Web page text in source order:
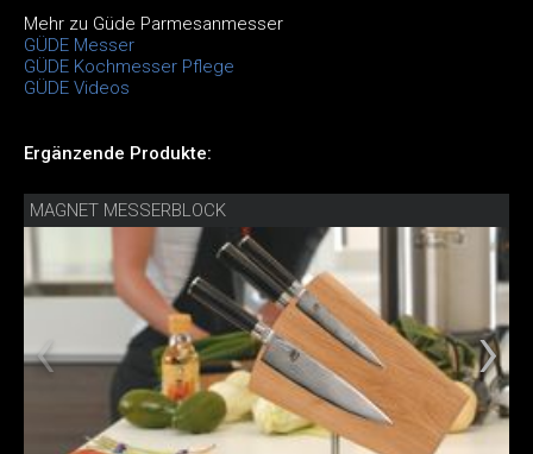
Mehr zu Güde Parmesanmesser
GÜDE Messer
GÜDE Kochmesser Pflege
GÜDE Videos
Ergänzende Produkte:
MAGNET MESSERBLOCK